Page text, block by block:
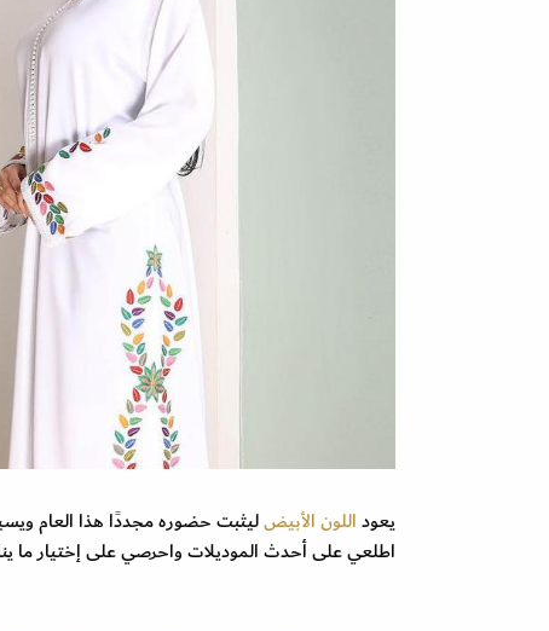
يعوداللون الأبيضليثبت حضوره مجددًا هذا العام
اطلعي على أحدث الموديلات واحرصي على إختيار